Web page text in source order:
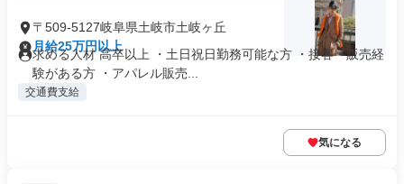
〒509-5127岐阜県土岐市土岐ヶ丘
月給25万円以上
求める人材 高卒以上 ・土日祝日勤務可能な方 ・接客・販売経
験がある方 ・アパレル販売...
交通費支給
気になる